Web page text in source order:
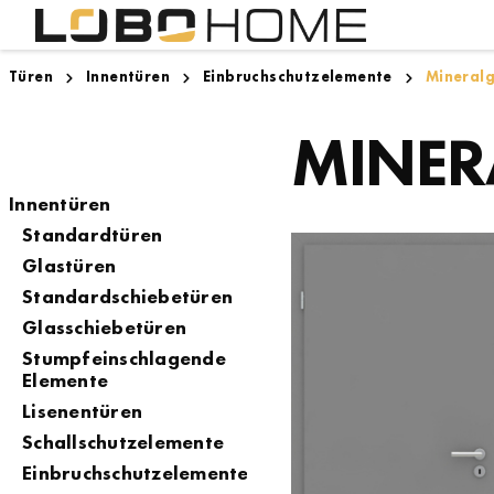
Innentüren Zargen
Designboden
Lighthouse Bremen
Türen Innentüren Einbruchschutzelemente
Innentüren
Standardtüren
Glastüren
Standardschiebetüren
Glasschiebetüren
Stumpfeinschlagende
Elemente
Lisenentüren
Schallschutzelemente
Einbruchschutzelemente